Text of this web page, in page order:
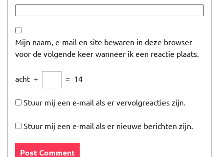
Mijn naam, e-mail en site bewaren in deze browser
voor de volgende keer wanneer ik een reactie plaats.
acht + = 14
Stuur mij een e-mail als er vervolgreacties zijn.
Stuur mij een e-mail als er nieuwe berichten zijn.